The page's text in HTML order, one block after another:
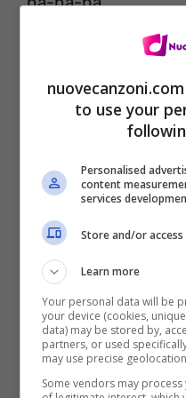
come mai, come
come mai, come
dove vado, dove
to use your
Personalised
content
services
Store and/or
Learn more
Your personal data will be
your device (cookies,
data) may be stored by,
partners, or used
may use precise
Some vendors may